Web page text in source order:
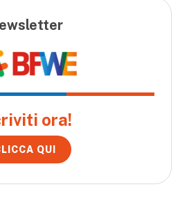
ora!
QUI